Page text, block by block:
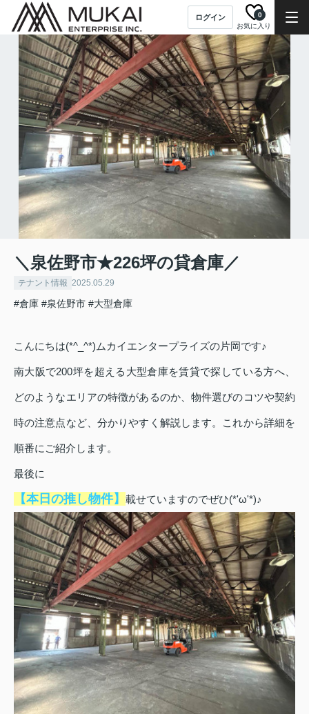
ログイン
お気に入り
0
＼泉佐野市★226坪の貸倉庫／
テナント情報 2025.05.29
#倉庫 #泉佐野市 #大型倉庫
こんにちは(*^_^*)ムカイエンタープライズの片岡です♪
南大阪で200坪を超える大型倉庫を賃貸で探している方へ、
どのようなエリアの特徴があるのか、物件選びのコツや契約
時の注意点など、分かりやすく解説します。これから詳細を
順番にご紹介します。
最後に
【本日の推し物件】 載せていますのでぜひ(*'ω'*)♪